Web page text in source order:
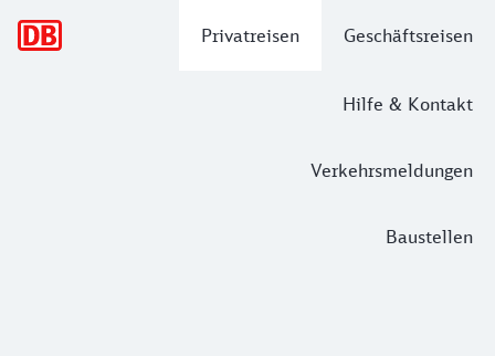
Privatreisen Geschäftsreisen
Hilfe & Kontakt
Verkehrsmeldungen
Baustellen